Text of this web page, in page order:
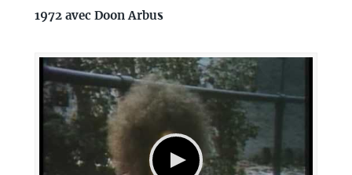
1972 avec Doon Arbus